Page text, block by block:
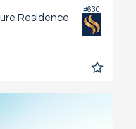
#630
Residence